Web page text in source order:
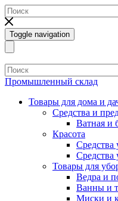
Toggle navigation
Промышленный склад
Товары для дома и
Средства и
Ватная и
Красота
Средства
Средства
Товары для
Ведра и
Ванны и
Миски и